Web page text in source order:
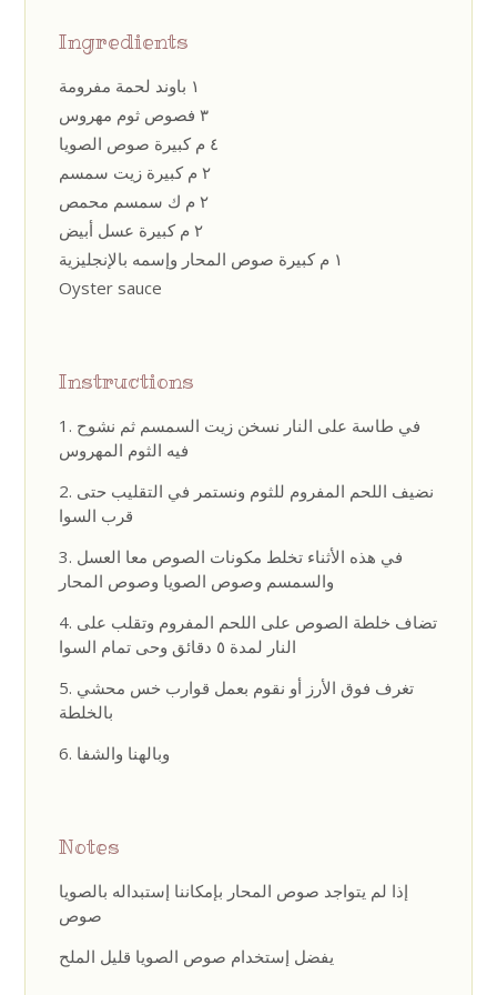
Ingredients
١ باوند لحمة مفرومة
٣ فصوص ثوم مهروس
٤ م كبيرة صوص الصويا
٢ م كبيرة زيت سمسم
٢ م ك سمسم محمص
٢ م كبيرة عسل أبيض
١ م كبيرة صوص المحار وإسمه بالإنجليزية
Oyster sauce
Instructions
في طاسة على النار نسخن زيت السمسم ثم نشوح
فيه الثوم المهروس
نضيف اللحم المفروم للثوم ونستمر في التقليب حتى
قرب السوا
في هذه الأثناء تخلط مكونات الصوص معا العسل
والسمسم وصوص الصويا وصوص المحار
تضاف خلطة الصوص على اللحم المفروم وتقلب على
النار لمدة ٥ دقائق وحى تمام السوا
تغرف فوق الأرز أو نقوم بعمل قوارب خس محشي
بالخلطة
وبالهنا والشفا
Notes
إذا لم يتواجد صوص المحار بإمكاننا إستبداله بالصويا
صوص
يفضل إستخدام صوص الصويا قليل الملح